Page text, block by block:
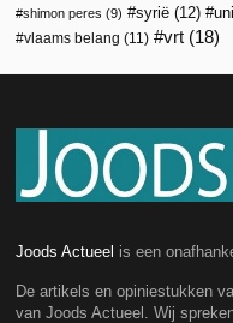
shimon peres (9) syrië (12)
vlaams belang (11) vrt (18)
Joods Actueel is een
De artikels en opiniestukken
van Joods Actueel. Wij